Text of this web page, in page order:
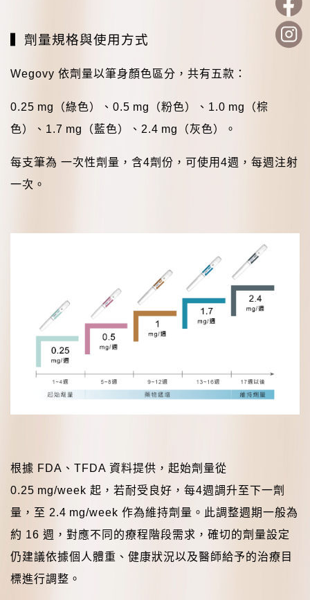
▍劑量規格與使用方式
Wegovy 依劑量以筆身顏色區分，共有五款：
0.25 mg （綠色）、 0.5 mg （粉色）、 1.0 mg
（棕
色）、 1.7 mg （藍色）、 2.4 mg （灰色）。
每支筆為 一次性劑量，含4劑份，可使用 4週，每週注射
一次。
根據 FDA 、 TFDA 資料提供，起始劑量從
0.25 mg/week 起，若耐受良好，每4週調升至下一劑
量，至 2.4 mg/week 作為維持劑量。此調整週期一般為
約 16 週，對應不同的療程階段需求，確切的劑量設定
仍建議依據個人體重、健康狀況以及醫師給予的治療目
標進行調整。